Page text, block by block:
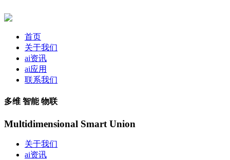
首页
关于我们
ai资讯
ai应用
联系我们
多维 智能 物联
Multidimensional Smart Union
关于我们
ai资讯